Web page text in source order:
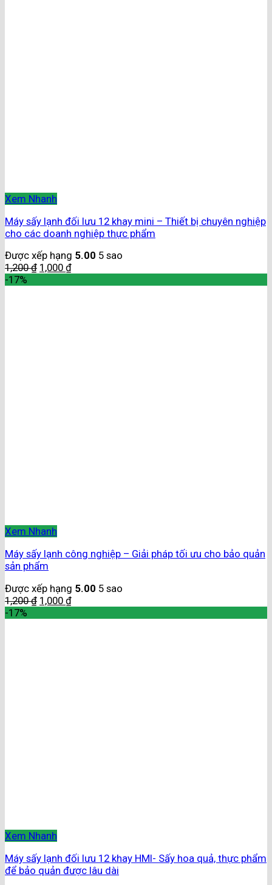
Xem Nhanh
Máy sấy lạnh đối lưu 12 khay mini – Thiết bị chuyên nghiệp
cho các doanh nghiệp thực phẩm
Được xếp hạng 5.00 5 sao
1,200₫ 1,000 ₫
-17%
Xem Nhanh
Máy sấy lạnh công nghiệp – Giải pháp tối ưu cho bảo quản
sản phẩm
Được xếp hạng 5.00 5 sao
1,200₫ 1,000 ₫
-17%
Xem Nhanh
Máy sấy lạnh đối lưu 12 khay HMI- Sấy hoa quả, thực phẩm
để bảo quản được lâu dài